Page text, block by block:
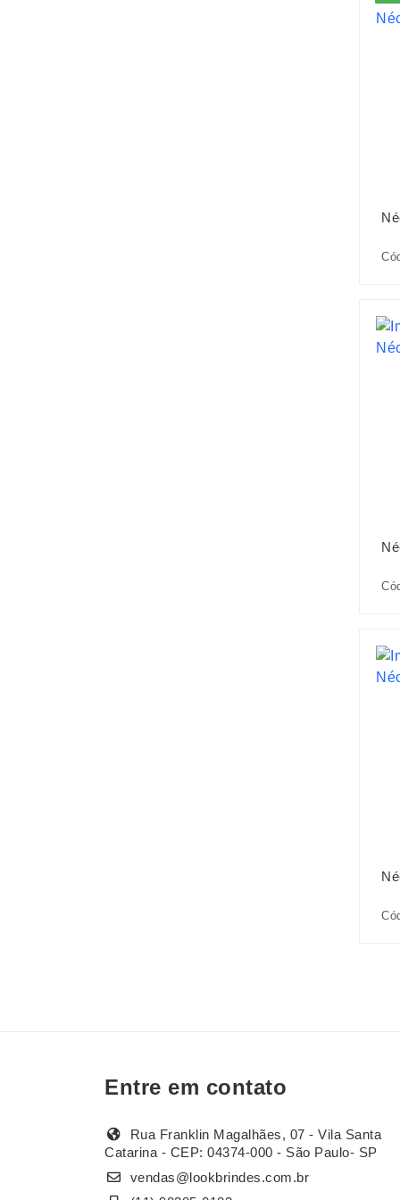
Entre em contato
Rua Franklin Magalhães, 07 - Vila Santa
Catarina - CEP: 04374-000 - São Paulo- SP
vendas@lookbrindes.com.br